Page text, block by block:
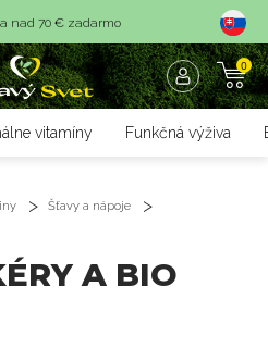
tovaru do 14 dní
dodanie <36 hod
nad 70 € zadarmo
0
vitamíny Funkčná výživa
Šťavy a nápoje
A BIO